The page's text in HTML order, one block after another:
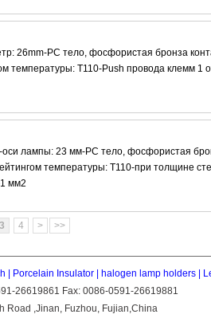
26mm-PC тело, фосфористая бронза
температуры: T110-Push провода клемм 1
лампы: 23 мм-PC тело, фосфористая
температуры: T110-при толщине
мм2
3 4 > >>
Porcelain Insulator halogen lamp holders
26619861 Fax: 0086-0591-26619881
Road ,Jinan, Fuzhou, Fujian,China